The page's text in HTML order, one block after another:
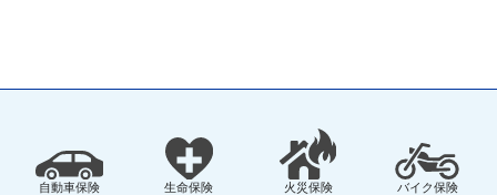
自動車保険 生命保険 火災保険 バイク保険